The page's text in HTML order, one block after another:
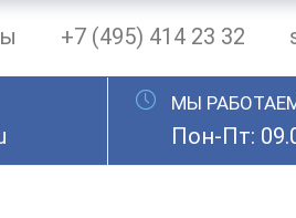
+7 (495) 414 23 32
МЫ
Пон-Пт: